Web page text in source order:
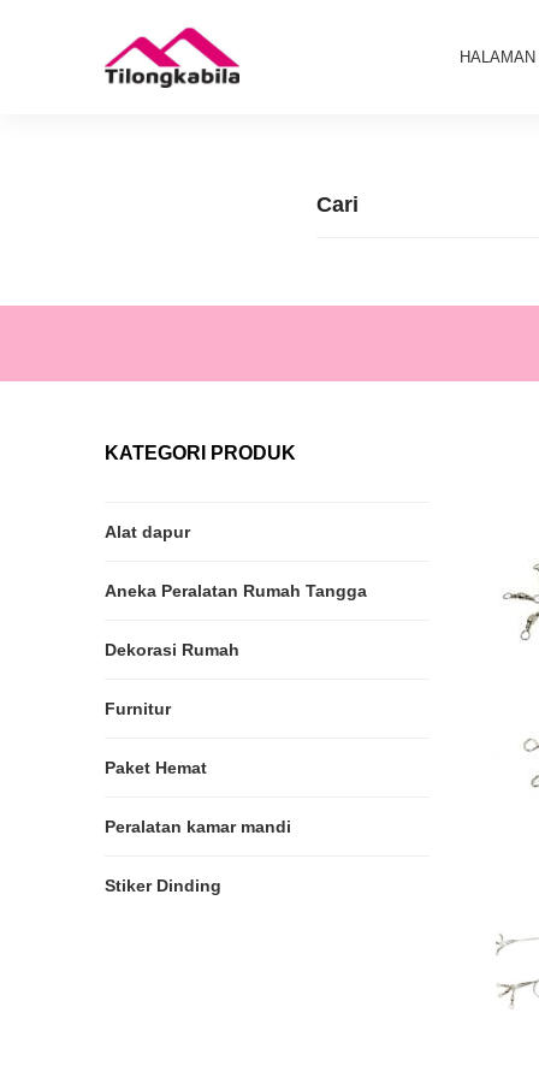
KATEGORI PRODUK
Alat dapur
Aneka Peralatan Rumah Tangga
Dekorasi Rumah
Furnitur
Paket Hemat
Peralatan kamar mandi
Stiker Dinding